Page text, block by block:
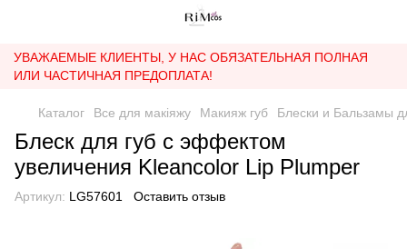
УВАЖАЕМЫЕ КЛИЕНТЫ, У НАС ОБЯЗАТЕЛЬНАЯ ПОЛНАЯ
ИЛИ ЧАСТИЧНАЯ ПРЕДОПЛАТА!
Каталог Все для макіяжу Макияж губ Блески и Бальзамы
Блеск для губ с эффектом
увеличения Kleancolor Lip Plumper
Артикул: LG57601 Оставить отзыв